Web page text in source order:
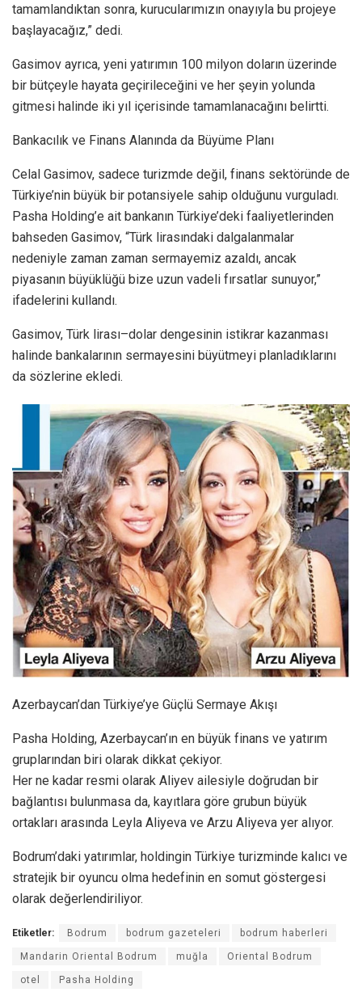
tamamlandıktan sonra, kurucularımızın onayıyla bu projeye
başlayacağız,” dedi.
Gasimov ayrıca, yeni yatırımın 100 milyon doların üzerinde
bir bütçeyle hayata geçirileceğini ve her şeyin yolunda
gitmesi halinde iki yıl içerisinde tamamlanacağını belirtti.
Bankacılık ve Finans Alanında da Büyüme Planı
Celal Gasimov, sadece turizmde değil, finans sektöründe de
Türkiye’nin büyük bir potansiyele sahip olduğunu vurguladı.
Pasha Holding’e ait bankanın Türkiye’deki faaliyetlerinden
bahseden Gasimov, “Türk lirasındaki dalgalanmalar
nedeniyle zaman zaman sermayemiz azaldı, ancak
piyasanın büyüklüğü bize uzun vadeli fırsatlar sunuyor,”
ifadelerini kullandı.
Gasimov, Türk lirası–dolar dengesinin istikrar kazanması
halinde bankalarının sermayesini büyütmeyi planladıklarını
da sözlerine ekledi.
Azerbaycan’dan Türkiye’ye Güçlü Sermaye Akışı
Pasha Holding, Azerbaycan’ın en büyük finans ve yatırım
gruplarından biri olarak dikkat çekiyor.
Her ne kadar resmi olarak Aliyev ailesiyle doğrudan bir
bağlantısı bulunmasa da, kayıtlara göre grubun büyük
ortakları arasında Leyla Aliyeva ve Arzu Aliyeva yer alıyor.
Bodrum’daki yatırımlar, holdingin Türkiye turizminde kalıcı ve
stratejik bir oyuncu olma hedefinin en somut göstergesi
olarak değerlendiriliyor.
Etiketler: Bodrum bodrum gazeteleri bodrum haberleri
Mandarin Oriental Bodrum muğla Oriental Bodrum
otel Pasha Holding